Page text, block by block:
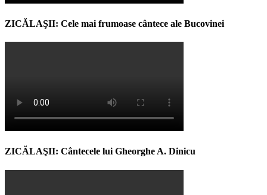
ZICĂLAŞII: Cele mai frumoase cântece ale Bucovinei
ZICĂLAŞII: Cântecele lui Gheorghe A. Dinicu